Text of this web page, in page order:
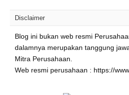
Disclaimer
Blog ini bukan web resmi
dalamnya merupakan tanggung
Mitra Perusahaan.
Web resmi perusahaan : https://